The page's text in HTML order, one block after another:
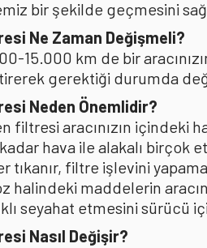
bir şekilde geçmesini
Ne Zaman Değişmeli?
15.000 km de bir
gerektiği durumda
Neden Önemlidir?
filtresi aracınızın
hava ile alakalı birçok
tıkanır, filtre işlevini
halindeki maddelerin
seyahat etmesini sürücü
Nasıl Değişir?